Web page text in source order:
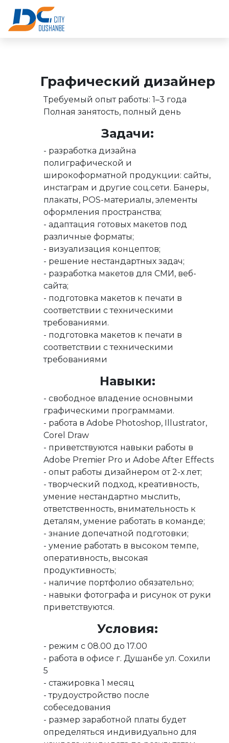
Графический дизайнер
Требуемый опыт работы: 1–3 года
Полная занятость, полный день
Задачи:
- разработка дизайна
полиграфической и
широкоформатной продукции: сайты,
инстаграм и другие соц.сети. Банеры,
плакаты, POS-материалы, элементы
оформления пространства;
- адаптация готовых макетов под
различные форматы;
- визуализация концептов;
- решение нестандартных задач;
- разработка макетов для СМИ, веб-
сайта;
- подготовка макетов к печати в
соответствии с техническими
требованиями.
- подготовка макетов к печати в
соответствии с техническими
требованиями
Навыки:
- свободное владение основными
графическими программами.
- работа в Adobe Photoshop, Illustrator,
Corel Draw
- приветствуются навыки работы в
Adobe Premier Pro и Adobe After Effects
- опыт работы дизайнером от 2-х лет;
- творческий подход, креативность,
умение нестандартно мыслить,
ответственность, внимательность к
деталям, умение работать в команде;
- знание допечатной подготовки;
- умение работать в высоком темпе,
оперативность, высокая
продуктивность;
- наличие портфолио обязательно;
- навыки фотографа и рисунок от руки
приветствуются.
Условия:
- режим с 08.00 до 17.00
- работа в офисе г. Душанбе ул. Сохили
5
- стажировка 1 месяц
- трудоустройство после
собеседования
- размер заработной платы будет
определяться индивидуально для